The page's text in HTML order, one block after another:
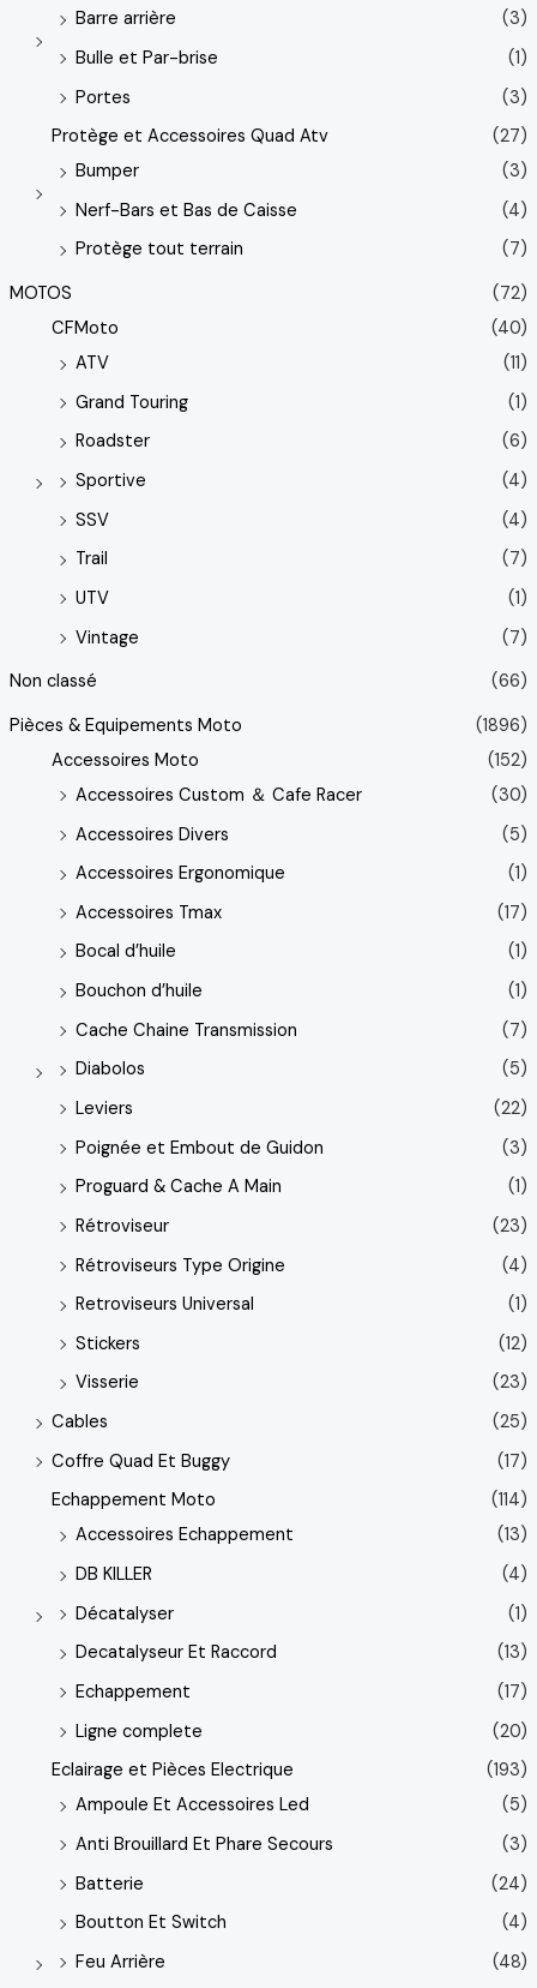
Barre arrière
(3)
Bulle et Par-brise
(1)
Portes
(3)
Protège et Accessoires Quad Atv
(27)
Bumper
(3)
Nerf-Bars et Bas de Caisse
(4)
Protège tout terrain
(7)
MOTOS
(72)
CFMoto
(40)
ATV
(11)
Grand Touring
(1)
Roadster
(6)
Sportive
(4)
SSV
(4)
Trail
(7)
UTV
(1)
Vintage
(7)
Non classé
(66)
Pièces & Equipements Moto
(1896)
Accessoires Moto
(152)
Accessoires Custom ＆ Cafe Racer
(30)
Accessoires Divers
(5)
Accessoires Ergonomique
(1)
Accessoires Tmax
(17)
Bocal d’huile
(1)
Bouchon d’huile
(1)
Cache Chaine Transmission
(7)
Diabolos
(5)
Leviers
(22)
Poignée et Embout de Guidon
(3)
Proguard & Cache A Main
(1)
Rétroviseur
(23)
Rétroviseurs Type Origine
(4)
Retroviseurs Universal
(1)
Stickers
(12)
Visserie
(23)
Cables
(25)
Coffre Quad Et Buggy
(17)
Echappement Moto
(114)
Accessoires Echappement
(13)
DB KILLER
(4)
Décatalyser
(1)
Decatalyseur Et Raccord
(13)
Echappement
(17)
Ligne complete
(20)
Eclairage et Pièces Electrique
(193)
Ampoule Et Accessoires Led
(5)
Anti Brouillard Et Phare Secours
(3)
Batterie
(24)
Boutton Et Switch
(4)
Feu Arrière
(48)